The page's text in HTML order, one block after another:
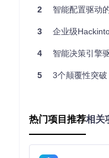
功能定位：将决策结
实际效果：配置生成
系统配置界面
金融科技与制
某大型金融科技公司
制造企业生产环境部
2 智能配置驱动
3 企业级
4 智能决策引擎驱
5 3个颠覆性突
热门项目推荐相关